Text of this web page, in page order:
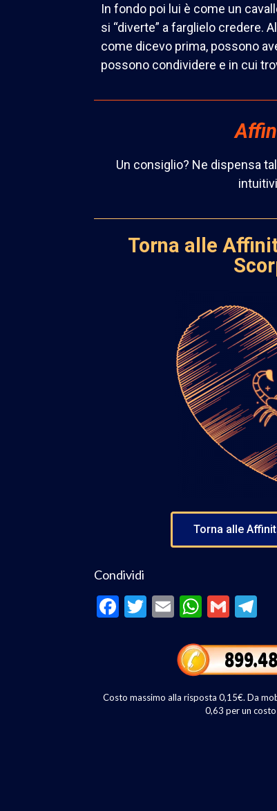
In fondo poi lui è come un
si “diverte” a farglielo credere.
come dicevo prima, possono
possono condividere e in cui
Un consiglio? Ne dispensa
Torna alle
Torna alle
Condividi
F
o
T
E
ai
l
W
at
s
A
p
G
ai
l
e
gr
a
m
Costo massimo alla risposta 0,15€. Da
0,63 per un